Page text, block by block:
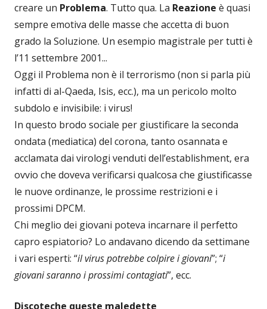
creare un Problema. Tutto qua. La Reazione è quasi
sempre emotiva delle masse che accetta di buon
grado la Soluzione. Un esempio magistrale per tutti è
l’11 settembre 2001...
Oggi il Problema non è il terrorismo (non si parla più
infatti di al-Qaeda, Isis, ecc.), ma un pericolo molto
subdolo e invisibile: i virus!
In questo brodo sociale per giustificare la seconda
ondata (mediatica) del corona, tanto osannata e
acclamata dai virologi venduti dell’establishment, era
ovvio che doveva verificarsi qualcosa che giustificasse
le nuove ordinanze, le prossime restrizioni e i
prossimi DPCM.
Chi meglio dei giovani poteva incarnare il perfetto
capro espiatorio? Lo andavano dicendo da settimane
i vari esperti: “il virus potrebbe colpire i giovani”; “i
giovani saranno i prossimi contagiati”, ecc.
Discoteche queste maledette